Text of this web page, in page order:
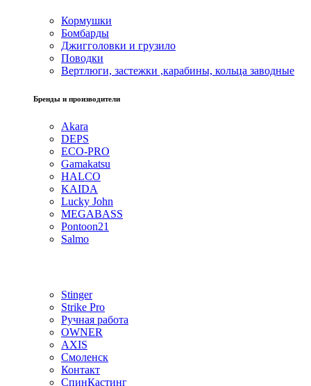
Кормушки
Бомбарды
Джигголовки и грузило
Поводки
Вертлюги, застежки ,карабины, кольца заводные
Бренды и производители
Akara
DEPS
ECO-PRO
Gamakatsu
HALCO
KAIDA
Lucky John
MEGABASS
Pontoon21
Salmo
Stinger
Strike Pro
Ручная работа
OWNER
AXIS
Смоленск
Контакт
СпинКастинг